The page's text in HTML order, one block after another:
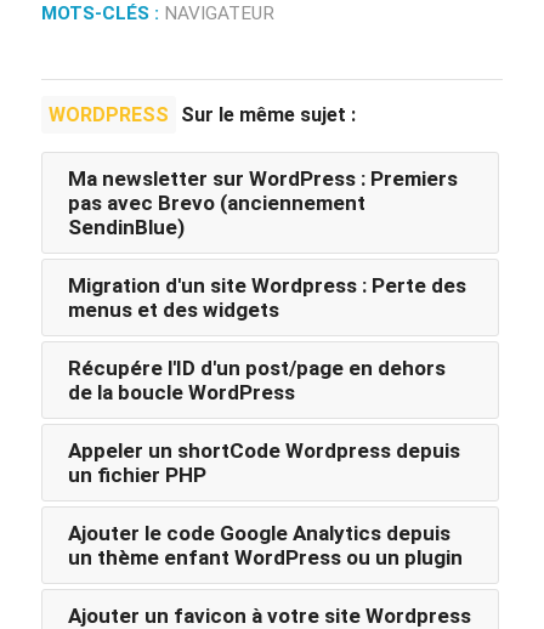
MOTS-CLÉS : NAVIGATEUR
WORDPRESS Sur le même sujet :
Ma newsletter sur WordPress : Premiers
pas avec Brevo (anciennement
SendinBlue)
Migration d'un site Wordpress : Perte des
menus et des widgets
Récupére l'ID d'un post/page en dehors
de la boucle WordPress
Appeler un shortCode Wordpress depuis
un fichier PHP
Ajouter le code Google Analytics depuis
un thème enfant WordPress ou un plugin
Ajouter un favicon à votre site Wordpress